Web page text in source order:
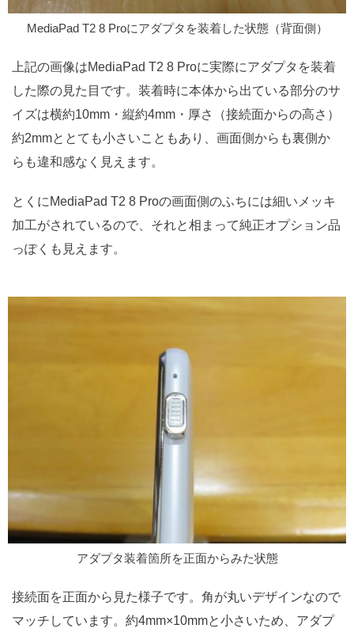
MediaPad T2 8 Proにアダプタを装着した状態（背面側）
上記の画像はMediaPad T2 8 Proに実際にアダプタを装着
した際の見た目です。装着時に本体から出ている部分のサ
イズは横約10mm・縦約4mm・厚さ（接続面からの高さ）
約2mmととても小さいこともあり、画面側からも裏側か
らも違和感なく見えます。
とくにMediaPad T2 8 Proの画面側のふちには細いメッキ
加工がされているので、それと相まって純正オプション品
っぽくも見えます。
アダプタ装着箇所を正面からみた状態
接続面を正面から見た様子です。角が丸いデザインなので
マッチしています。約4mm×10mmと小さいため、アダプ